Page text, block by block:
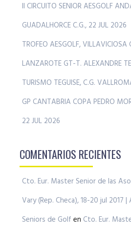
II CIRCUITO SENIOR AESGOLF
GUADALHORCE C.G., 22 JUL 2026
TROFEO AESGOLF, VILLAVICIOSA
LANZAROTE GT-T. ALEXANDRE
TURISMO TEGUISE, C.G.
GP CANTABRIA COPA PEDRO
22 JUL 2026
COMENTARIOS RECIENTES
Cto. Eur. Master Senior de las
Vary (Rep. Checa), 18-20 jul 2017
Seniors de Golf en Cto. Eur.